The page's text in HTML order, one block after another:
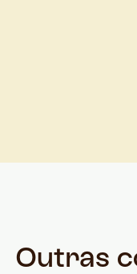
Outras